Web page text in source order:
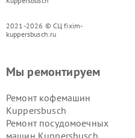
2021-2026 © СЦ fixim-
kuppersbusch.ru
Мы ремонтируем
Ремонт кофемашин
Kuppersbusch
Ремонт посудомоечных